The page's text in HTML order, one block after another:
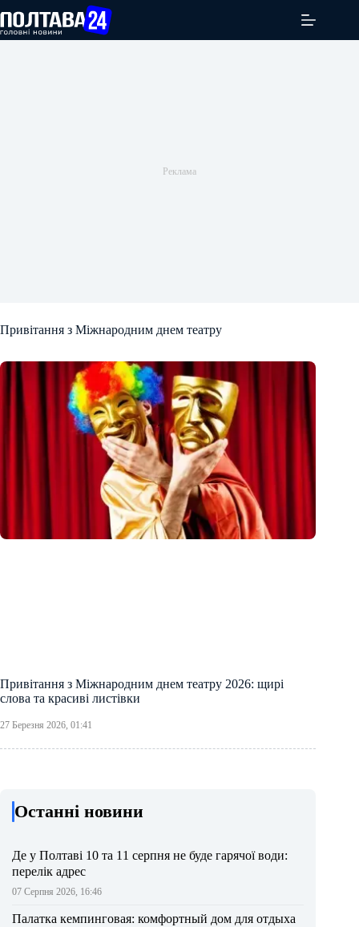
вмісту
Привітання з Міжнародним днем театру
Привітання з Міжнародним днем театру 2026: щирі
слова та красиві листівки
27 Березня 2026, 01:41
Останні новини
Де у Полтаві 10 та 11 серпня не буде гарячої води:
перелік адрес
07 Серпня 2026, 16:46
Палатка кемпинговая: комфортный дом для отдыха